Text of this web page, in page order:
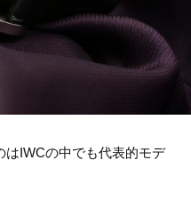
はIWCの中でも代表的モデ